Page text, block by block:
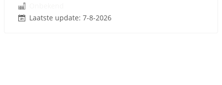
Laatste update: 7-8-2026